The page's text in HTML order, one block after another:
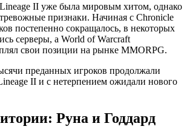
II уже была мировым хитом, однако
признаки. Начиная с Chronicle
постепенно сокращалось, в некоторых
серверы, а World of Warcraft
свои позиции на рынке MMORPG.
преданных игроков продолжали
II и с нетерпением ожидали нового
Руна и Годдард